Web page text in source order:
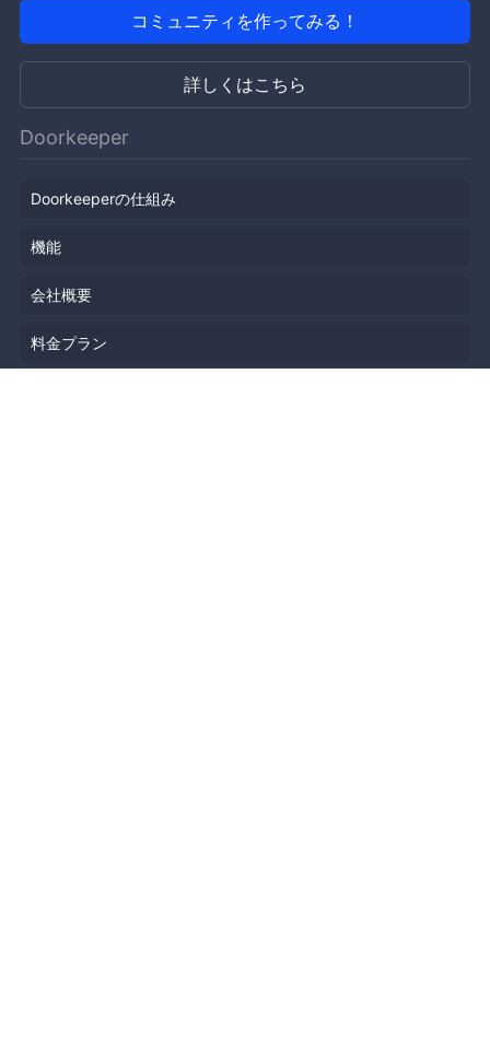
コミュニティを作ってみる！
詳しくはこちら
Doorkeeper
Doorkeeperの仕組み
機能
会社概要
料金プラン